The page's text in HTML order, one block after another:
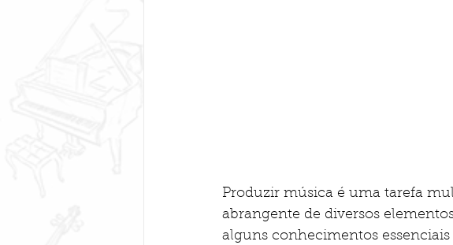
Produzir música é uma tarefa
abrangente de diversos
alguns conhecimentos